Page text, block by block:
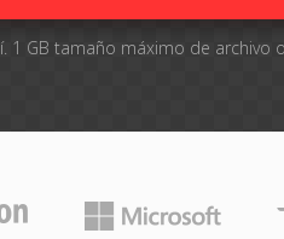
1 GB tamaño máximo de archivo o